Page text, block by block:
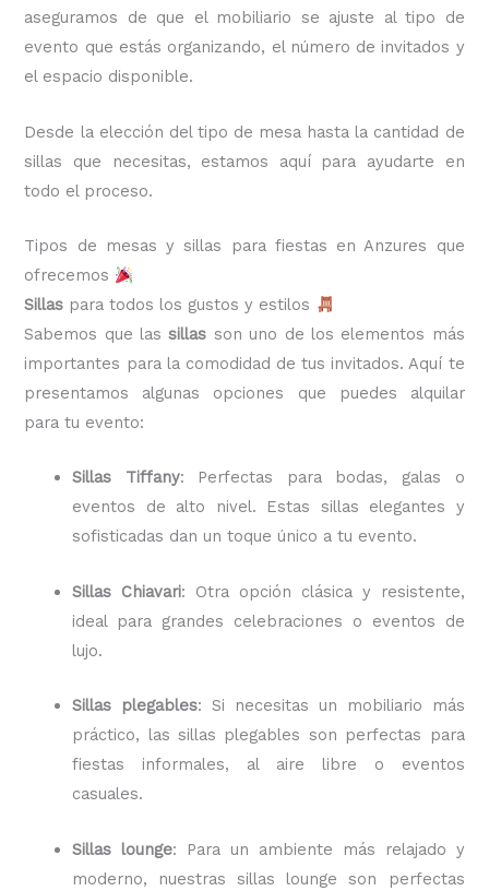
aseguramos de que el mobiliario se ajuste al tipo de
evento que estás organizando, el número de invitados y
el espacio disponible.
Desde la elección del tipo de mesa hasta la cantidad de
sillas que necesitas, estamos aquí para ayudarte en
todo el proceso.
Tipos de mesas y sillas para fiestas en Anzures que
ofrecemos
Sillas para todos los gustos y estilos
Sabemos que lassillas son uno de los elementos más
importantes para la comodidad de tus invitados. Aquí te
presentamos algunas opciones que puedes alquilar
para tu evento:
Sillas Tiffany: Perfectas para bodas, galas o
eventos de alto nivel. Estas sillas elegantes y
sofisticadas dan un toque único a tu evento.
Sillas Chiavari: Otra opción clásica y resistente,
ideal para grandes celebraciones o eventos de
lujo.
Sillas plegables: Si necesitas un mobiliario más
práctico, las sillas plegables son perfectas para
fiestas informales, al aire libre o eventos
casuales.
Sillas lounge: Para un ambiente más relajado y
moderno, nuestras sillas lounge son perfectas